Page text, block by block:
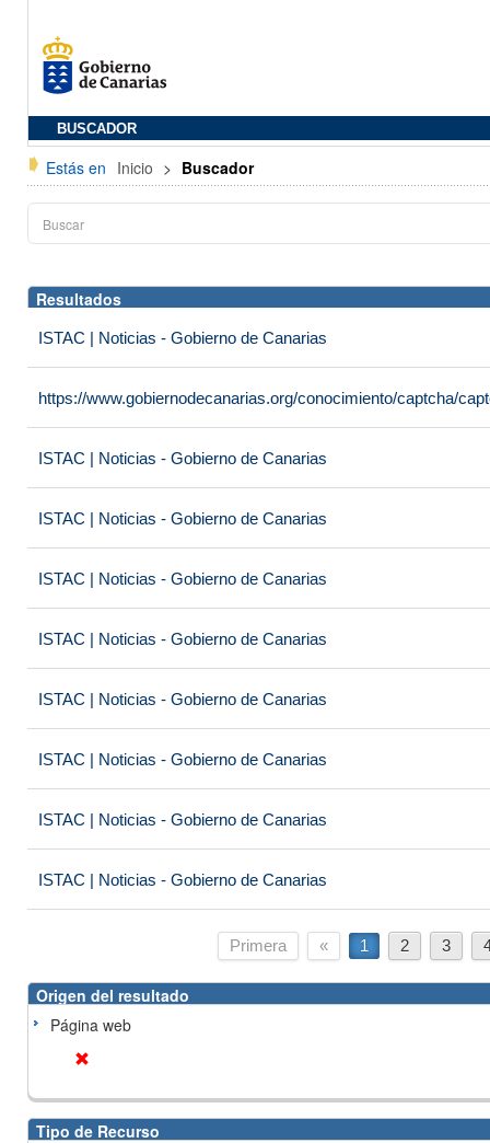
BUSCADOR
Estás en Inicio > Buscador
Resultados
ISTAC | Noticias - Gobierno de Canarias
https://www.gobiernodecanarias.org/conocimiento/captcha/
ISTAC | Noticias - Gobierno de Canarias
ISTAC | Noticias - Gobierno de Canarias
ISTAC | Noticias - Gobierno de Canarias
ISTAC | Noticias - Gobierno de Canarias
ISTAC | Noticias - Gobierno de Canarias
ISTAC | Noticias - Gobierno de Canarias
ISTAC | Noticias - Gobierno de Canarias
ISTAC | Noticias - Gobierno de Canarias
Primera « 1 2 3
Origen del resultado
Página web
Tipo de Recurso